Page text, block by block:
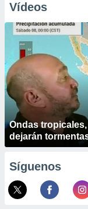
Vídeos
Ondas
dejarán
Síguenos